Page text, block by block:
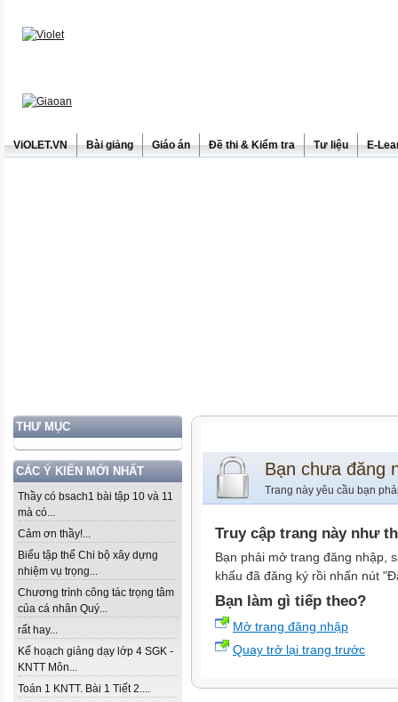
ViOLET.VN Bài giảng Giáo án Đề thi & Kiểm tra Tư liệu E-
THƯ MỤC
CÁC Ý KIẾN MỚI NHẤT
Thầy có bsach1 bài tập 10 và 11
mà có...
Cảm ơn thầy!...
Biểu tập thể Chi bộ xây dựng
nhiệm vụ trọng...
Chương trình công tác trọng tâm
của cá nhân Quý...
rất hay...
Kế hoạch giảng dạy lớp 4 SGK -
KNTT Môn...
Toán 1 KNTT. Bài 1 Tiết 2....
Bạn chưa đăng
Trang này yêu cầu bạn
Truy cập trang này như
Bạn phải mở trang đăng nhập,
khẩu đã đăng ký rồi nhấn nút
Bạn làm gì tiếp theo?
Mở trang đăng nhập
Quay trở lại trang trước